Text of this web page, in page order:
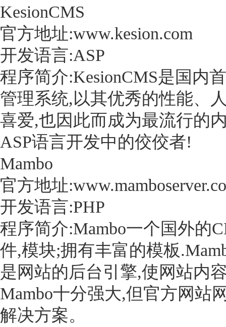
KesionCMS
官方地址:www.kesion.com
开发语言:ASP
程序简介:KesionCMS是国内
管理系统,以其优秀的性能、
喜爱,也因此而成为最流行的
ASP语言开发中的佼佼者!
Mambo
官方地址
开发语言:PHP
程序简介:Mambo一个国外的
件,模块;拥有丰富的模板
是网站的后台引擎,使网站内
Mambo十分强大,但官方网站
解决方案。